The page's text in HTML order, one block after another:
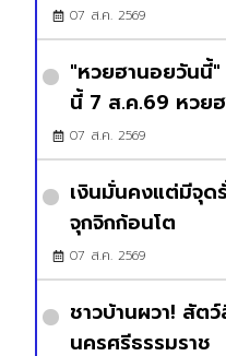
07 ส.ค. 2569
"หวยฮานอยวัน
นี้ 7 ส.ค.69 หวย
07 ส.ค. 2569
เงินมั่นคงแต่มีจุด
จุกจิกก้อนโต
07 ส.ค. 2569
ชาวบ้านผวา! สัต
นครศรีธรรมราช